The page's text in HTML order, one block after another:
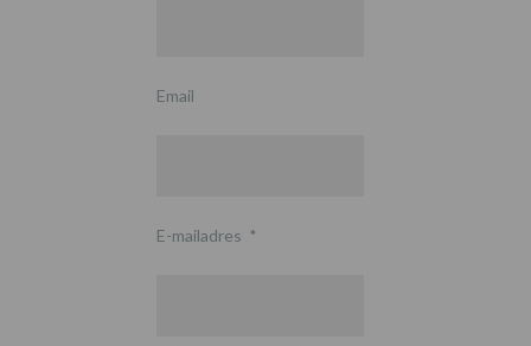
Email
E-mailadres *